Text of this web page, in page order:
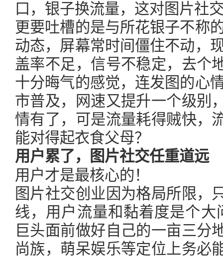
口，银子换流量，这对图片社
更要吐槽的是与所花银子不称
动态，屏幕常时间僵住不动，
盖率不足，信号不稳定，去个
十分晦气的感觉，连发图的心
市普及，网速又提升一个级别
情有了，可是流量耗得贼快，
能对得起衣食父母？
用户累了，图片社交任重道远
用户才是最核心的！
图片社交创业因为格局所限，
线，用户流量和黏着度是个大
巨头面前做好自己的一亩三分
尚族，萌呆娱乐等定位上务必